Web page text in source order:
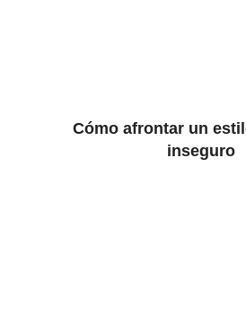
Cómo afrontar un
inseguro